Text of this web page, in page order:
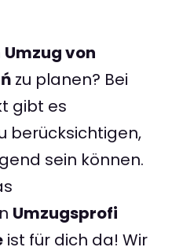
Umzug von
zu planen? Bei
gibt es
berücksichtigen,
sein können.
Umzugsprofi
ist für dich da! Wir